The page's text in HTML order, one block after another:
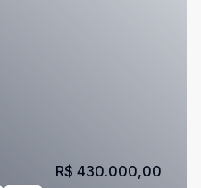
R$ 430.000,00